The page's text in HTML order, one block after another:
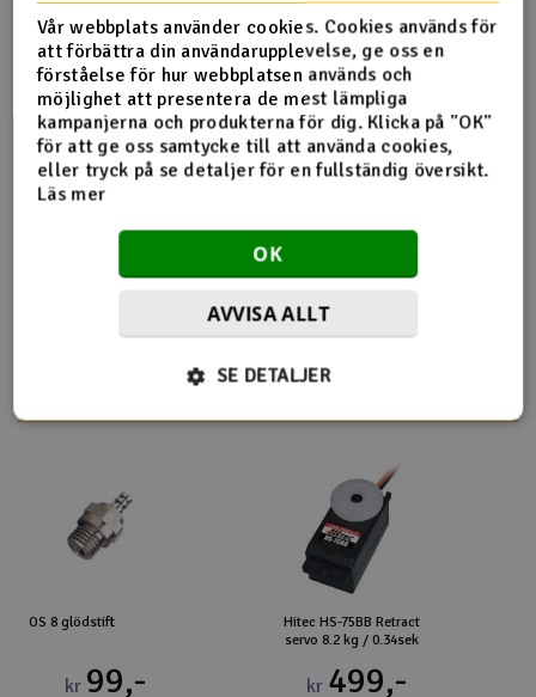
Raketer
Scooter & elfordon
Smarthem, lek och hobby
Solenergi
Verktyg, utrustning och tillbehör
Produktinformation
Futaba S9151 / 9252/3/4/9204/9205 servohus FPAS4080
Flera tittade också
på
OS 8 glödstift
kr 99,-
Hitec HS-75BB Retract
servo 8.2 kg / 0.34sek
kr 499,-
Vår webbplats använder cookies. Cookies används för
att förbättra din användarupplevelse, ge oss en
förståelse för hur webbplatsen används och
möjlighet att presentera de mest lämpliga
kampanjerna och produkterna för dig. Klicka på "OK"
för att ge oss samtycke till att använda cookies,
eller tryck på se detaljer för en fullständig översikt.
Läs mer
OK
AVVISA ALLT
SE DETALJER